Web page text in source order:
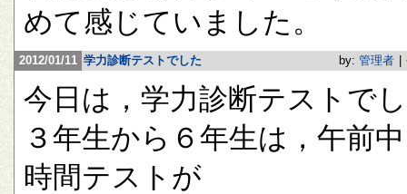
めて感じていました。
2012/01/11 学力診断テストでした by: 管理者
今日は，学力診断テストで
３年生から６年生は，午前
時間テストが